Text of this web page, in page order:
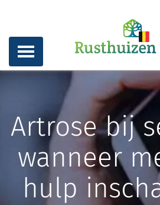
Artrose bij
wanneer
hulp